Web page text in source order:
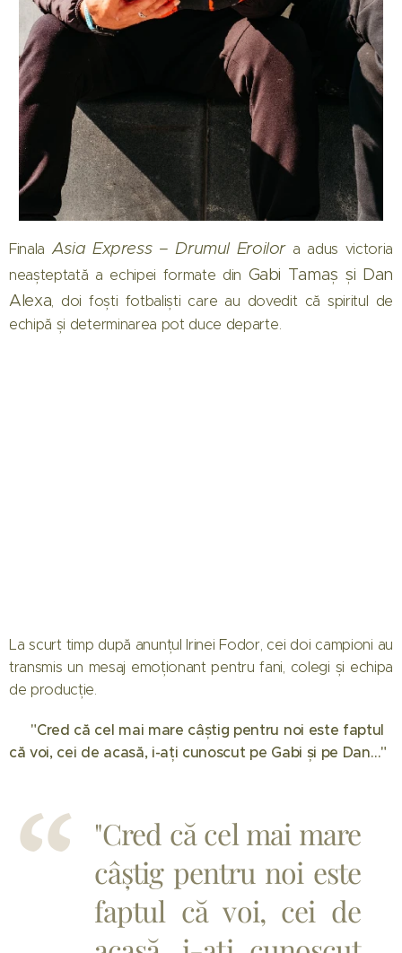
Finala Asia Express – Drumul Eroilora adus victoria
neașteptată a echipei formate din Gabi Tamaș și Dan
Alexa , doi foști fotbaliști care au dovedit că spiritul de
echipă și determinarea pot duce departe.
La scurt timp după anunțul Irinei Fodor, cei doi campioni au
transmis un mesaj emoționant pentru fani, colegi și echipa
de producție.
💬 "Cred că cel mai mare câștig pentru noi este faptul
că voi, cei de acasă, i-ați cunoscut pe Gabi și pe Dan…"
"Cred că cel mai mare
câștig pentru noi este
faptul că voi, cei de